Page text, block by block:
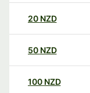
20 NZD
50 NZD
100 NZD